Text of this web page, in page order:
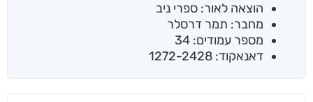
הוצאה לאור: ספרי ניב
מחבר: תמר דרסלר
מספר עמודים: 34
דאנאקוד: 1272-2428